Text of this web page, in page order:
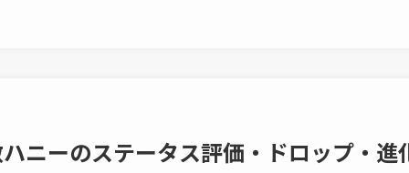
ニーのステータス評価・ドロップ・進